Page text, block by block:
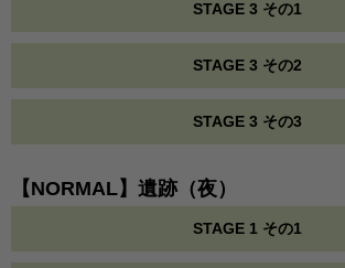
STAGE 3 その1
STAGE 3 その2
STAGE 3 その3
【NORMAL】遺跡（夜）
STAGE 1 その1